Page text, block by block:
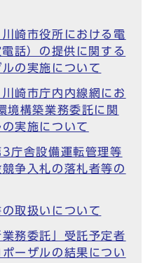
川崎市役所における電
話）の提供に関する
の実施について
崎市庁内内線網にお
境構築業務委託に関
実施について
庁舎設備運転管理等
争入札の落札者等の
取扱いについて
業務委託」受託予定者
ーザルの結果につい